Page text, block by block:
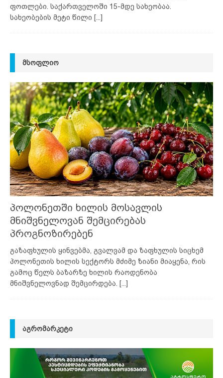
ფოთლები. საქართველოში 15-მდე სახეობაა.
სახეობების მეტი წილი [...]
ᲛᲡᲝᲤᲚᲘᲝ
პოლონეთში ხილის მოსავლის
მნიშვნელოვან შემცირებას
პროგნოზირებენ
გაზაფხულის ყინვებმა, გვალვამ და ზაფხულის სიცხემ
პოლონეთის ხილის სექტორს მძიმე ზიანი მიაყენა, რის
გამოც წელს ბაზარზე ხილის რაოდენობა
მნიშვნელოვნად შემცირდება.
[...]
ᲐᲒᲠᲝᲛᲐᲠᲙᲔᲢᲘ